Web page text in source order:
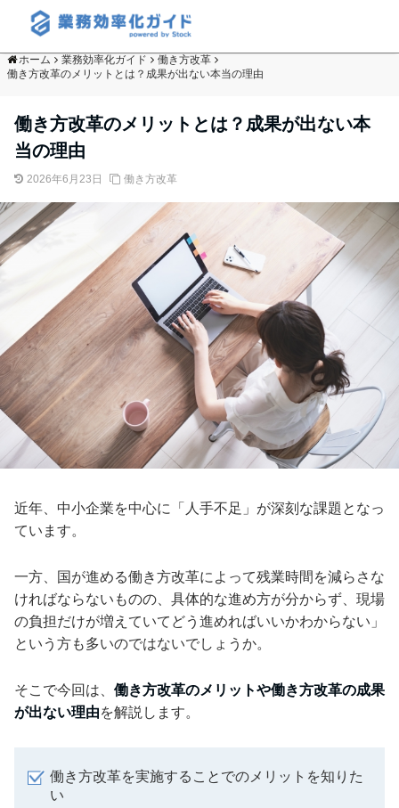
ホーム 業務効率化ガイド
働き方改革
働き方改革のメリットとは？成果が出ない本当の理由
働き方改革のメリットとは？成果が出ない本
当の理由
2026年6月23日 働き方改革
近年、中小企業を中心に「人手不足」が深刻な課題となっ
ています。
一方、国が進める働き方改革によって残業時間を減らさな
ければならないものの、具体的な進め方が分からず、現場
の負担だけが増えていてどう進めればいいかわからない」
という方も多いのではないでしょうか。
そこで今回は、 働き方改革のメリットや働き方改革の成果
が出ない理由を解説します。
働き方改革を実施することでのメリットを知りた
い